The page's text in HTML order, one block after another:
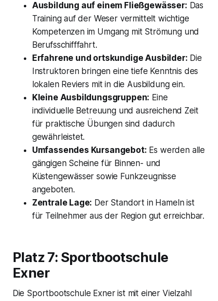
Ausbildung auf einem Fließgewässer: Das
Training auf der Weser vermittelt wichtige
Kompetenzen im Umgang mit Strömung und
Berufsschifffahrt.
Erfahrene und ortskundige Ausbilder: Die
Instruktoren bringen eine tiefe Kenntnis des
lokalen Reviers mit in die Ausbildung ein.
Kleine Ausbildungsgruppen: Eine
individuelle Betreuung und ausreichend Zeit
für praktische Übungen sind dadurch
gewährleistet.
Umfassendes Kursangebot: Es werden alle
gängigen Scheine für Binnen- und
Küstengewässer sowie Funkzeugnisse
angeboten.
Zentrale Lage: Der Standort in Hameln ist
für Teilnehmer aus der Region gut erreichbar.
Platz 7: Sportbootschule
Exner
Die Sportbootschule Exner ist mit einer Vielzahl